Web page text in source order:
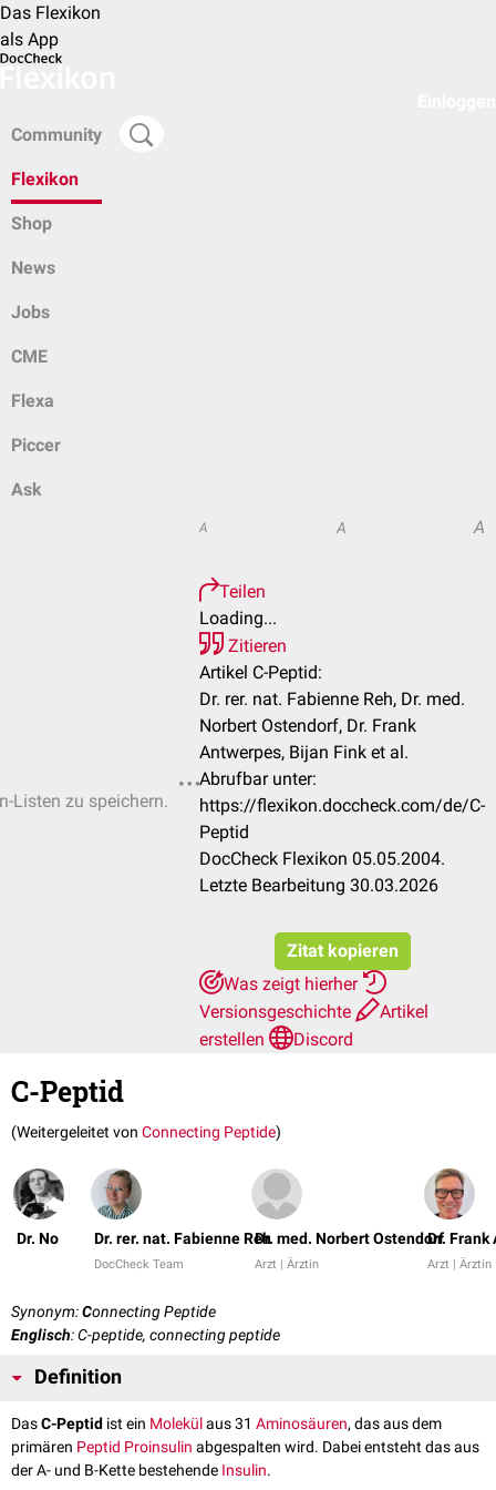
Das Flexikon
als App
Community
Flexikon
Shop
News
Jobs
CME
Flexa
Piccer
Ask
Listen zu speichern.
A A A
Teilen
Loading...
Zitieren
Artikel C-Peptid:
Dr. rer. nat. Fabienne Reh, Dr. med.
Norbert Ostendorf, Dr. Frank
Antwerpes, Bijan Fink et al.
Abrufbar unter:
https://flexikon.doccheck.com/de/C-
Peptid
DocCheck Flexikon 05.05.2004.
Letzte Bearbeitung 30.03.2026
Zitat kopieren
Was zeigt hierher
Versionsgeschichte
Artikel
erstellen
Discord
C-Peptid
(Weitergeleitet von Connecting Peptide)
Dr. No Dr. rer. nat. Fabienne Reh
DocCheck Team
Dr. med. Norbert Ostendorf
Arzt | Ärztin
Dr. Frank
Arzt | Ärztin
Synonym:Connecting Peptide
Englisch: C-peptide, connecting peptide
Definition
DasC-Peptid ist ein Molekülaus 31 Aminosäuren, das aus dem
primären Peptid Proinsulin abgespalten wird. Dabei entsteht das aus
der A- und B-Kette bestehende Insulin.